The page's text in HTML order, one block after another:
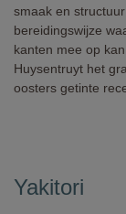
smaak en
bereidingswijze
kanten mee op
Huysentruyt het
oosters getinte
Yakitori